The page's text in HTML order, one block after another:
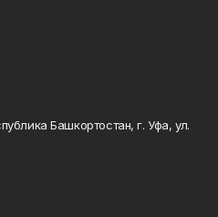
Башкортостан, г. Уфа, ул.